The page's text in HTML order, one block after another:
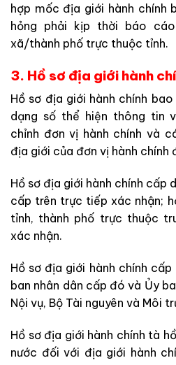
hợp mốc địa giới hành chính
hỏng phải kịp thời báo cáo
xã/thành phố trực thuộc tỉnh.
3. Hồ sơ địa giới hành
Hồ sơ địa giới hành chính
dạng số thể hiện thông tin
chỉnh đơn vị hành chính và
địa giới của đơn vị hành chính
Hồ sơ địa giới hành chính cấp
cấp trên trực tiếp xác nhận;
tỉnh, thành phố trực thuộc
xác nhận.
Hồ sơ địa giới hành chính
ban nhân dân cấp đó và Ủy
Nội vụ, Bộ Tài nguyên và Môi
Hồ sơ địa giới hành chính tà
nước đối với địa giới hành